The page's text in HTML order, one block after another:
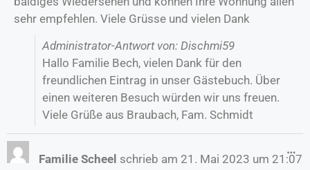
sehr empfehlen. Viele Grüsse und vielen Dank
Administrator-Antwort von: Dischmi59
Hallo Familie Bech, vielen Dank für den
freundlichen Eintrag in unser Gästebuch. Über
einen weiteren Besuch würden wir uns freuen.
Viele Grüße aus Braubach, Fam. Schmidt
Familie Scheel schrieb am 21. Mai 2023 um 21:07
…